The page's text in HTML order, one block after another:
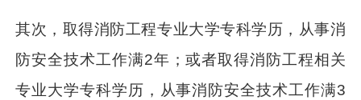
其次，取得消防工程专业大学专科学历，从事消
防安全技术工作满2年；或者取得消防工程相关
专业大学专科学历，从事消防安全技术工作满3